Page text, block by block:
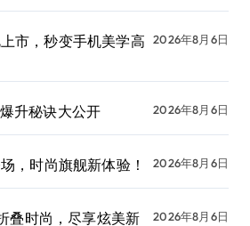
市，秒变手机美学高
2026年8月6日
升秘诀大公开 2026年8月6日
，时尚旗舰新体验！ 2026年8月6日
叠时尚，尽享炫美新
2026年8月6日